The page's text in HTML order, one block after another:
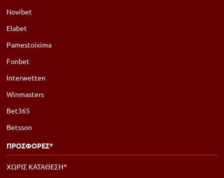
Novibet
Elabet
Pamestoixima
Fonbet
Interwetten
Winmasters
Bet365
Betsson
ΠΡΟΣΦΟΡΕΣ*
ΧΩΡΙΣ ΚΑΤΑΘΕΣΗ*